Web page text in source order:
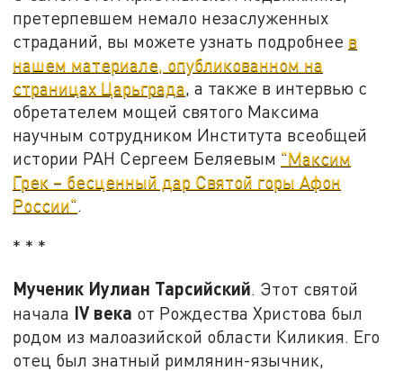
претерпевшем немало незаслуженных
страданий, вы можете узнать подробнее в
нашем материале, опубликованном на
страницах Царьграда, а также в интервью с
обретателем мощей святого Максима
научным сотрудником Института всеобщей
истории РАН Сергеем Беляевым "Максим
Грек – бесценный дар Святой горы Афон
России".
* * *
Мученик Иулиан Тарсийский. Этот святой
начала IVвека от Рождества Христова был
родом из малоазийской области Киликия. Его
отец был знатный римлянин-язычник,